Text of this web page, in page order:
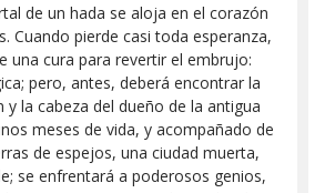
de un hada se aloja en el corazón
Cuando pierde casi toda esperanza,
una cura para revertir el embrujo:
pero, antes, deberá encontrar la
la cabeza del dueño de la antigua
meses de vida, y acompañado de
de espejos, una ciudad muerta,
se enfrentará a poderosos genios,